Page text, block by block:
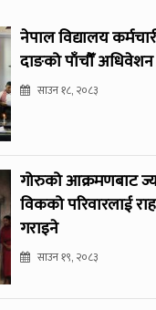
नेपाल विद्यालय
दाङको पाँचौँ अधिवेशन
साउन १८, २०८३
गोरुको आक्रमणबाट
विकको परिवारलाई
गराइने
साउन १९, २०८३